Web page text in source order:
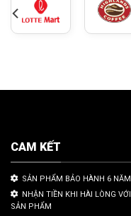
CAM KẾT
SẢN PHẨM BẢO HÀNH 6 NĂM
NHẬN TIỀN KHI HÀI LÒNG VỚI
SẢN PHẨM